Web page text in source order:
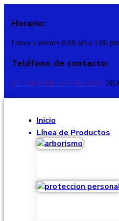
Horario:
Lunes a viernes 8:00 am a 1:00
Teléfono de contacto:
315 208 6388 - 317 665 5200
Inicio
Línea de Productos